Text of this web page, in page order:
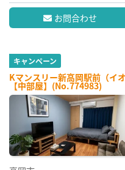
お問合わせ
キャンペーン
Kマンスリー新高岡駅前（イ
【中部屋】(No.774983)